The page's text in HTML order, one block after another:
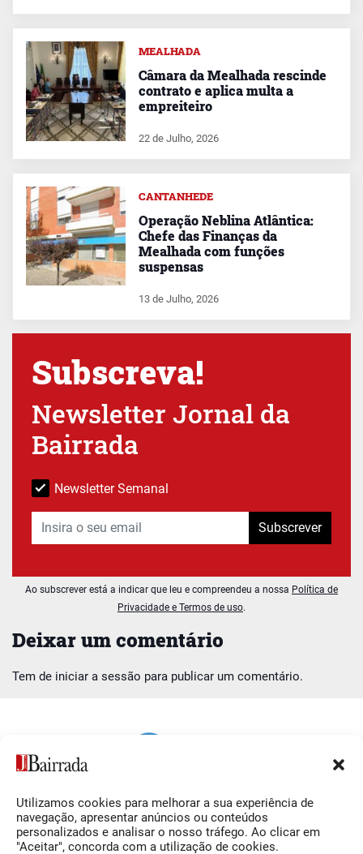
Utilizamos cookies para melhorar a sua experiência de
navegação, apresentar anúncios ou conteúdos
personalizados e analisar o nosso tráfego. Ao clicar em
"Aceitar", concorda com a utilização de cookies.
Deixar um comentário
Tem de iniciar a sessão para publicar um comentário.
MEALHADA
Câmara da Mealhada rescinde
contrato e aplica multa a
empreiteiro
22 de Julho, 2026
CANTANHEDE
Operação Neblina Atlântica:
Chefe das Finanças da
Mealhada com funções
suspensas
13 de Julho, 2026
Subscreva!
Newsletter Jornal da
Bairrada
Newsletter Semanal
Subscrever
Ao subscrever está a indicar que leu e compreendeu a nossa Política de
Privacidade e Termos de uso.
Siga-nos
Facebook
O Jornal da Bairrada
Contactos